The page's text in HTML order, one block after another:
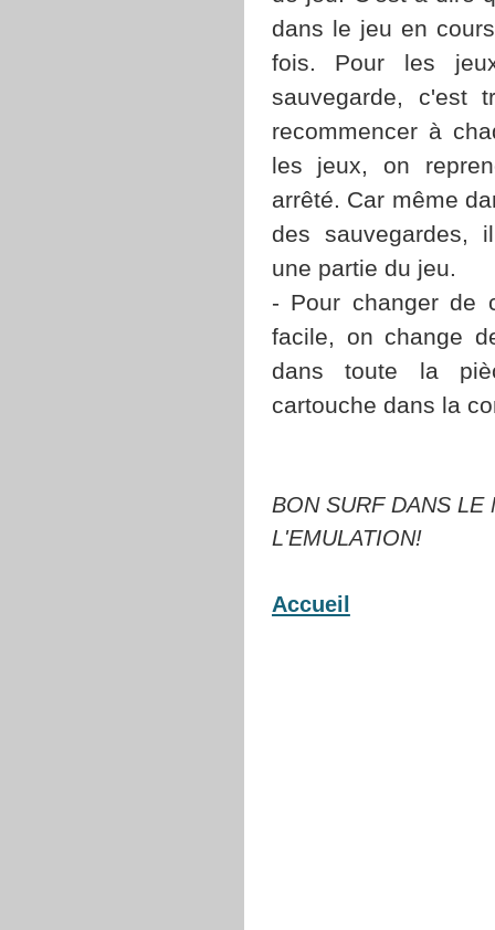
dans le jeu en
fois. Pour les
sauvegarde, c'est
recommencer à
les jeux, on
arrêté. Car même
des sauvegardes,
une partie du jeu.
- Pour changer de
facile, on change
dans toute la
cartouche dans la
BON SURF DANS
L'EMULATION!
Accueil